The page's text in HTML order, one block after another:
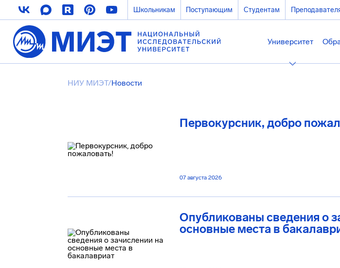
Школьникам Поступающим Студентам
Университет
НИУ МИЭТ/Новости
Первокурсник, добро
07 августа 2026
Опубликованы сведения о
основные места в